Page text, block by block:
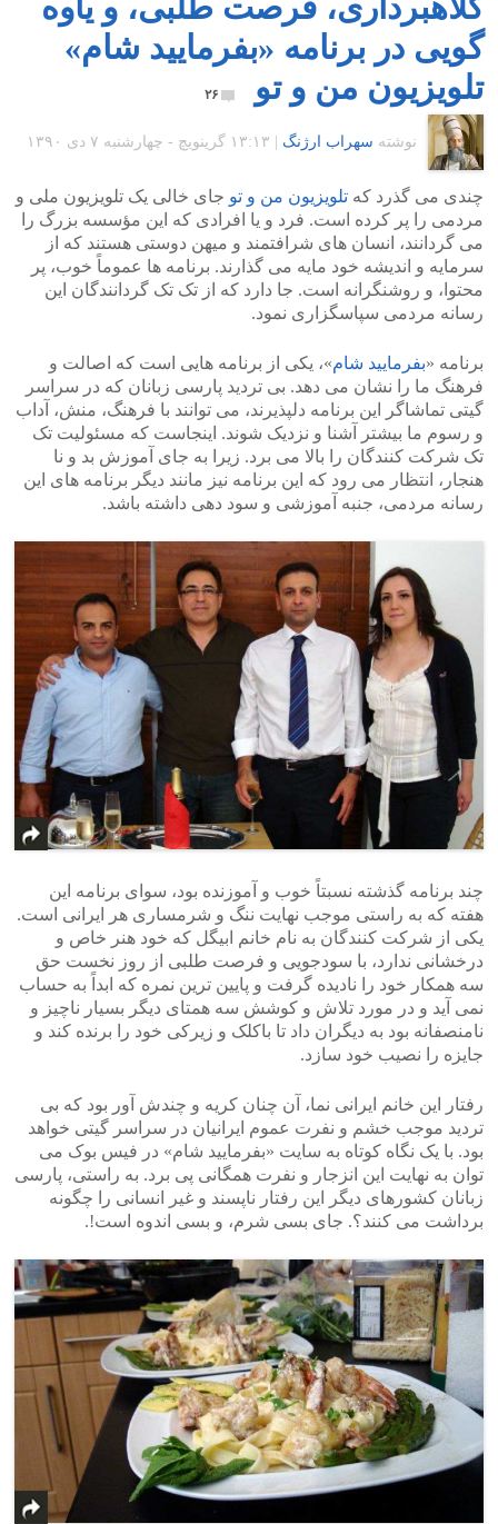
گویی در برنامه «بفرمایید شام»
تلویزیون من و تو
۲۶
نوشته سهراب ارژنگ ۱۳:۱۳ گرينويچ - چهارشنبه ۷ دی ۱۳۹۰
چندی می گذرد که تلویزیون من و تو جای خالی یک تلویزیون ملی و
مردمی را پر کرده است. فرد و یا افرادی که این مؤسسه بزرگ را
می گردانند، انسان های شرافتمند و میهن دوستی هستند که از
سرمایه و اندیشه خود مایه می گذارند. برنامه ها عموماً خوب، پر
محتوا، و روشنگرانه است. جا دارد که از تک تک گردانندگان این
رسانه مردمی سپاسگزاری نمود.
برنامه «بفرمایید شام»، یکی از برنامه هایی است که اصالت و
فرهنگ ما را نشان می دهد. بی تردید پارسی زبانان که در سراسر
گیتی تماشاگر این برنامه دلپذیرند، می توانند با فرهنگ، منش، آداب
و رسوم ما بیشتر آشنا و نزدیک شوند. اینجاست که مسئولیت تک
تک شرکت کنندگان را بالا می برد. زیرا به جای آموزش بد و نا
هنجار، انتظار می رود که این برنامه نیز مانند دیگر برنامه های این
رسانه مردمی، جنبه آموزشی و سود دهی داشته باشد.
چند برنامه گذشته نسبتاً خوب و آموزنده بود، سوای برنامه این
هفته که به راستی موجب نهایت ننگ و شرمساری هر ایرانی است.
یکی از شرکت کنندگان به نام خانم ابیگل که خود هنر خاص و
درخشانی ندارد، با سودجویی و فرصت طلبی از روز نخست حق
سه همکار خود را نادیده گرفت و پایین ترین نمره که ابداً به حساب
نمی آید و در مورد تلاش و کوشش سه همتای دیگر بسیار ناچیز و
نامنصفانه بود به دیگران داد تا باکلک و زیرکی خود را برنده کند و
جایزه را نصیب خود سازد.
رفتار این خانم ایرانی نما، آن چنان کریه و چندش آور بود که بی
تردید موجب خشم و نفرت عموم ایرانیان در سراسر گیتی خواهد
بود. با یک نگاه کوتاه به سایت «بفرمایید شام» در فیس بوک می
توان به نهایت این انزجار و نفرت همگانی پی برد. به راستی، پارسی
زبانان کشورهای دیگر این رفتار ناپسند و غیر انسانی را چگونه
برداشت می کنند؟. جای بسی شرم، و بسی اندوه است!.